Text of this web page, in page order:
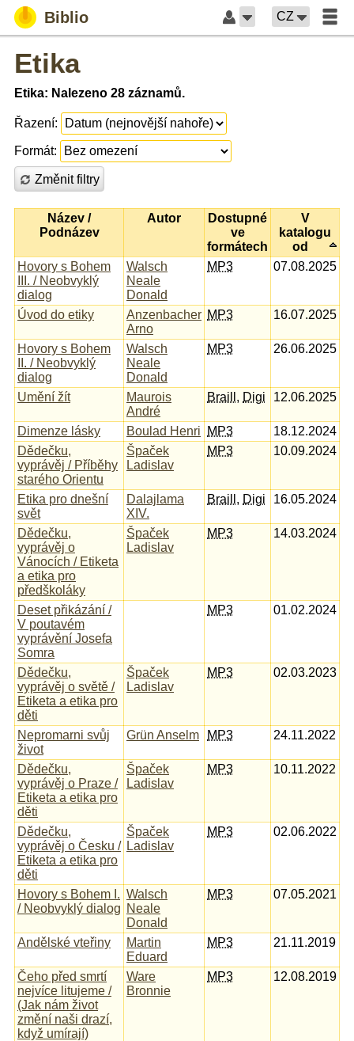
Biblio CZ
Etika
Etika: Nalezeno 28 záznamů.
Řazení:
Formát:
Změnit filtry
Název /
Podnázev
Autor
Dostupné
ve
formátech
V
katalogu
od
Hovory s Bohem
III. / Neobvyklý
dialog
Walsch
Neale
Donald
MP3 07.08.2025
Úvod do etiky
Anzenbacher
Arno
MP3 16.07.2025
Hovory s Bohem
II. / Neobvyklý
dialog
Walsch
Neale
Donald
MP3 26.06.2025
Umění žít
Maurois
André
Braill , Digi 12.06.2025
Dimenze lásky Boulad Henri MP3
18.12.2024
Dědečku,
vyprávěj / Příběhy
starého Orientu
Špaček
Ladislav
MP3 10.09.2024
Etika pro dnešní
svět
Dalajlama
XIV.
Braill , Digi 16.05.2024
Dědečku,
vyprávěj o
Vánocích / Etiketa
a etika pro
předškoláky
Špaček
Ladislav
MP3 14.03.2024
Deset přikázání /
V poutavém
vyprávění Josefa
Somra
MP3 01.02.2024
Dědečku,
vyprávěj o světě /
Etiketa a etika pro
děti
Špaček
Ladislav
MP3 02.03.2023
Nepromarni svůj
život
Grün Anselm MP3 24.11.2022
Dědečku,
vyprávěj o Praze /
Etiketa a etika pro
děti
Špaček
Ladislav
MP3 10.11.2022
Dědečku,
vyprávěj o Česku /
Etiketa a etika pro
děti
Špaček
Ladislav
MP3 02.06.2022
Hovory s Bohem I.
/ Neobvyklý dialog
Walsch
Neale
Donald
MP3 07.05.2021
Andělské vteřiny
Martin
Eduard
MP3 21.11.2019
Čeho před smrtí
nejvíce litujeme /
(Jak nám život
změní naši drazí,
když umírají)
Ware
Bronnie
MP3 12.08.2019